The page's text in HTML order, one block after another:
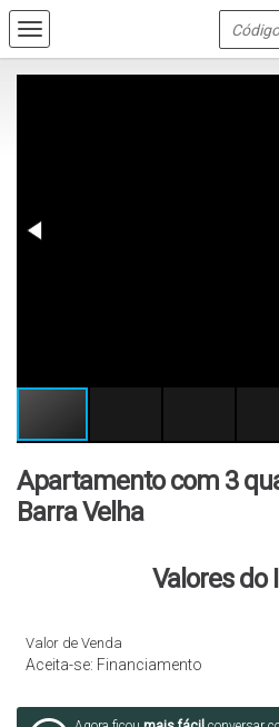
Apartamento com 3
Barra Velha
Valores do
Valor de Venda
Aceita-se: Financiamento